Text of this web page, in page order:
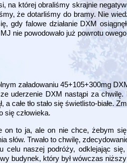
na której obraliśmy skrajnie
że dotarliśmy do bramy. Nie
gdy falowe działanie DXM
nie powodowało już powrotu
załadowaniu 45+105+300mg
uderzenie DXM nastąpi za
całe tło stało się świetlisto-białe.
się człowieka.
to ja, ale on nie chce, żebym się
Trwało to chwilę,
naszej podróży, odklejając
budynek, który był wówczas